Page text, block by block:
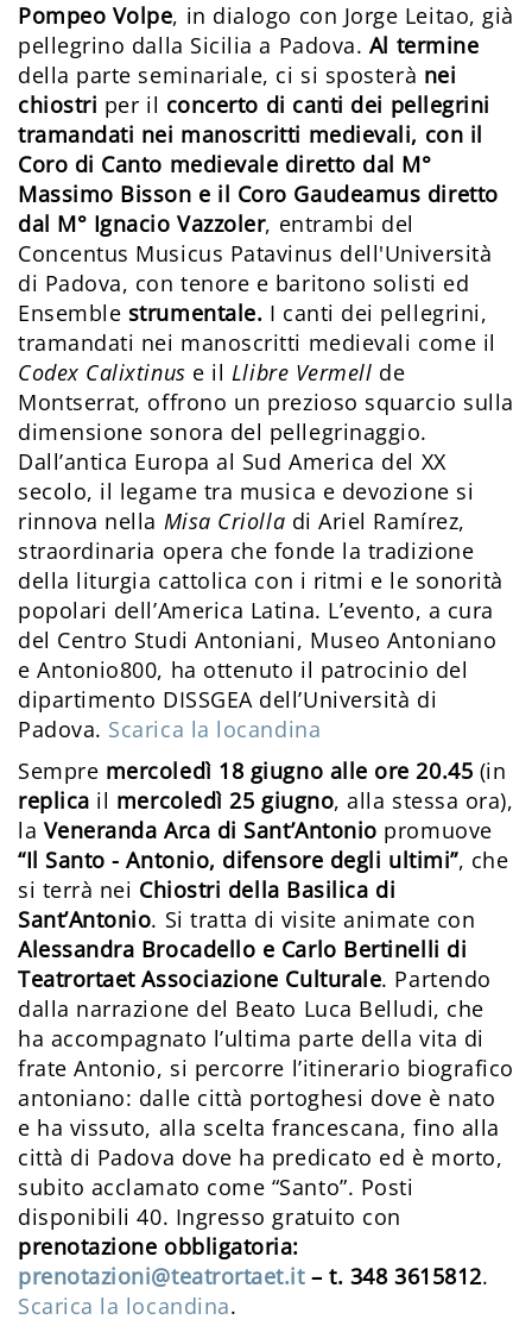
Pompeo Volpe, in dialogo con Jorge Leitao, già
pellegrino dalla Sicilia a Padova. Al termine
della parte seminariale, ci si sposterà nei
chiostri per il concerto di canti dei pellegrini
tramandati nei manoscritti medievali, con il
Coro di Canto medievale diretto dal M°
Massimo Bisson e il Coro Gaudeamus diretto
dal M° Ignacio Vazzoler, entrambi del
Concentus Musicus Patavinus dell'Università
di Padova, con tenore e baritono solisti ed
Ensemble strumentale. I canti dei pellegrini,
tramandati nei manoscritti medievali come il
Codex Calixtinus e il Llibre Vermell de
Montserrat, offrono un prezioso squarcio sulla
dimensione sonora del pellegrinaggio.
Dall’antica Europa al Sud America del XX
secolo, il legame tra musica e devozione si
rinnova nella Misa Criolla di Ariel Ramírez,
straordinaria opera che fonde la tradizione
della liturgia cattolica con i ritmi e le sonorità
popolari dell’America Latina. L’evento, a cura
del Centro Studi Antoniani, Museo Antoniano
e Antonio800, ha ottenuto il patrocinio del
dipartimento DISSGEA dell’Università di
Padova. Scarica la locandina
Sempre mercoledì 18 giugno alle ore 20.45 (in
replica il mercoledì 25 giugno, alla stessa ora),
la Veneranda Arca di Sant’Antonio promuove
“Il Santo - Antonio, difensore degli ultimi”, che
si terrà nei Chiostri della Basilica di
Sant’Antonio. Si tratta di visite animate con
Alessandra Brocadello e Carlo Bertinelli di
Teatrortaet Associazione Culturale. Partendo
dalla narrazione del Beato Luca Belludi, che
ha accompagnato l’ultima parte della vita di
frate Antonio, si percorre l’itinerario biografico
antoniano: dalle città portoghesi dove è nato
e ha vissuto, alla scelta francescana, fino alla
città di Padova dove ha predicato ed è morto,
subito acclamato come “Santo”. Posti
disponibili 40. Ingresso gratuito con
prenotazione obbligatoria:
prenotazioni@teatrortaet.it– t. 348 3615812.
Scarica la locandina.